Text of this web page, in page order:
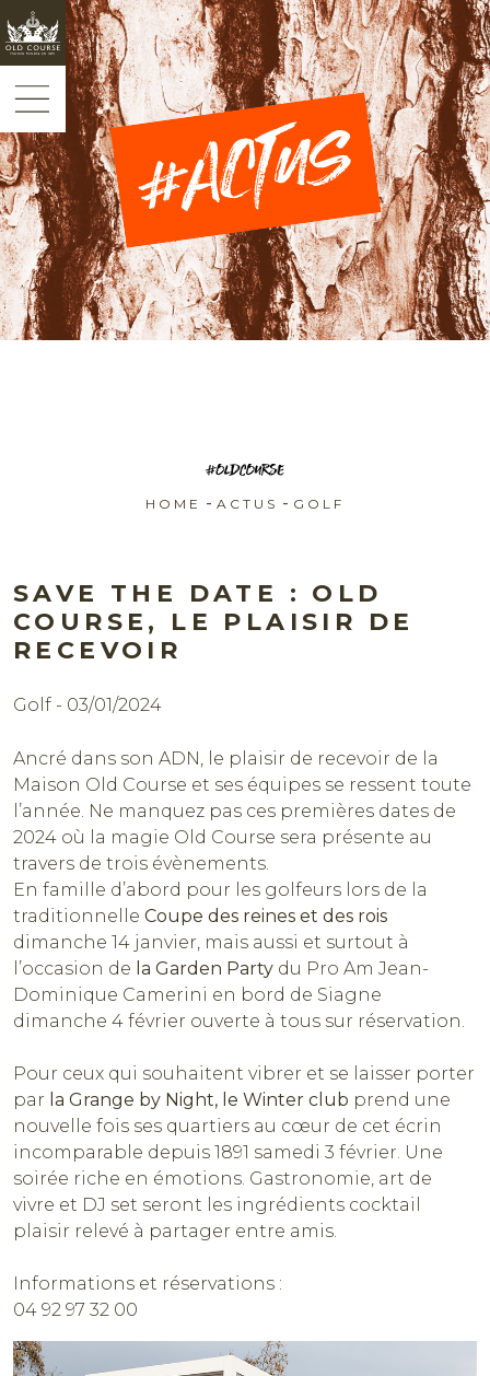
Réserver
HOME - ACTUS - GOLF
SAVE THE DATE : OLD
COURSE, LE PLAISIR DE
RECEVOIR
Golf - 03/01/2024
Ancré dans son ADN, le plaisir de recevoir de la
Maison Old Course et ses équipes se ressent toute
l’année. Ne manquez pas ces premières dates de
2024 où la magie Old Course sera présente au
travers de trois évènements.
En famille d’abord pour les golfeurs lors de la
traditionnelle Coupe des reines et des rois
dimanche 14 janvier, mais aussi et surtout à
l’occasion de la Garden Party du Pro Am Jean-
Dominique Camerini en bord de Siagne
dimanche 4 février ouverte à tous sur réservation.
Pour ceux qui souhaitent vibrer et se laisser porter
par la Grange by Night, le Winter club prend une
nouvelle fois ses quartiers au cœur de cet écrin
incomparable depuis 1891 samedi 3 février. Une
soirée riche en émotions. Gastronomie, art de
vivre et DJ set seront les ingrédients cocktail
plaisir relevé à partager entre amis.
Informations et réservations :
04 92 97 32 00
Panneau de gestion des cookies